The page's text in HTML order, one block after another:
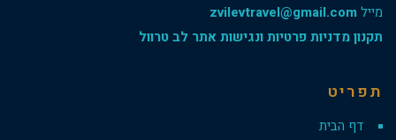
מייל zvilevtravel@gmail.com
תקנון מדניות פרטיות ונגישות אתר לב טרוול
תפריט
דף הבית